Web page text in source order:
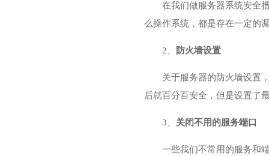
在我们做服务器系统安全
么操作系统，都是存在一定的
2、 防火墙设置
关于服务器的防火墙设置
后就百分百安全，但是设置了
3、 关闭不用的服务端口
一些我们不常用的服务和